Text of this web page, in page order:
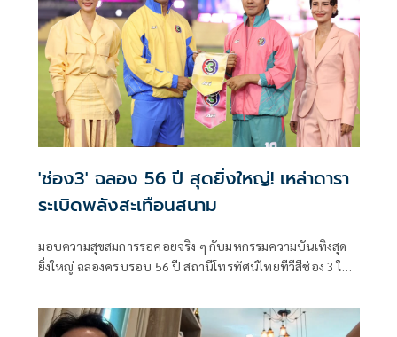
บีอีซี เวิลด์ จำกัด (มหาชน) เพื่อความเป็นสิริมงคลเนื่องในโอกาส
วันปีใหม่ไทย
'ช่อง3' ฉลอง 56 ปี สุดยิ่งใหญ่! เหล่าดารา
ระเบิดพลังสะเทือนสนาม
มอบความสุขสมการรอคอยจริง ๆ กับมหกรรมความบันเทิงสุด
ยิ่งใหญ่ ฉลองครบรอบ 56 ปี สถานีโทรทัศน์ไทยทีวีสีช่อง 3 ใน
ทุกวินาที ไม่มีพักหายใจ ณ สนามกีฬาแห่งชาติ ศุภชลาศัย เมื่อ
วันที่ 4 เมษายนที่ผ่านมา บอกเลยว่าแต่ละโชว์ทั้งแสง สี เสียง